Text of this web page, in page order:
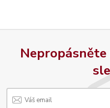
Nepropásněte